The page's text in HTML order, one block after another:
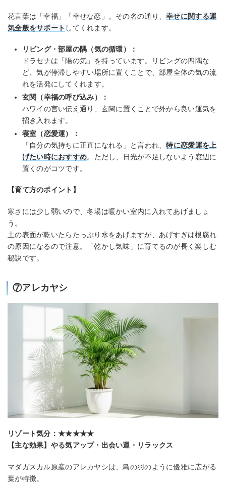
花言葉は「幸福」「幸せな恋」。その名の通り、幸せに関する運
気全般をサポート してくれます。
リビング・部屋の隅（気の循環）：
ドラセナは「陽の気」を持っています。リビングの四隅な
ど、気が停滞しやすい場所に置くことで、部屋全体の気の流
れを活発にしてくれます。
玄関（幸福の呼び込み）：
ハワイの言い伝え通り、玄関に置くことで外から良い運気を
招き入れます。
寝室（恋愛運）：
「自分の気持ちに正直になれる」と言われ、特に恋愛運を上
げたい時におすすめ。ただし、日光が不足しないよう窓辺に
置くのがコツです。
【育て方のポイント】
寒さには少し弱いので、冬場は暖かい室内に入れてあげましょ
う。
土の表面が乾いたらたっぷり水をあげますが、あげすぎは根腐れ
の原因になるので注意。「乾かし気味」に育てるのが長く楽しむ
秘訣です。
⑦アレカヤシ
リゾート気分：★★★★★
【主な効果】やる気アップ・出会い運・リラックス
マダガスカル原産のアレカヤシは、鳥の羽のように優雅に広がる
葉が特徴。